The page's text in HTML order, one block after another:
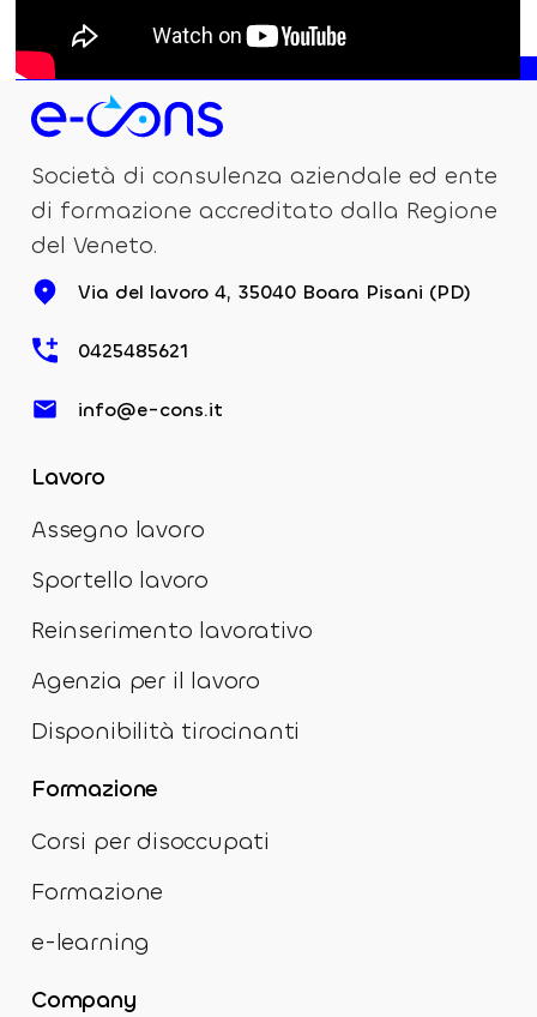
Società di consulenza aziendale ed ente
di formazione accreditato dalla Regione
del Veneto.
Via del lavoro 4, 35040 Boara Pisani (PD)
0425485621
info@e-cons.it
Lavoro
Assegno lavoro
Sportello lavoro
Reinserimento lavorativo
Agenzia per il lavoro
Disponibilità tirocinanti
Formazione
Corsi per disoccupati
Formazione
e-learning
Company